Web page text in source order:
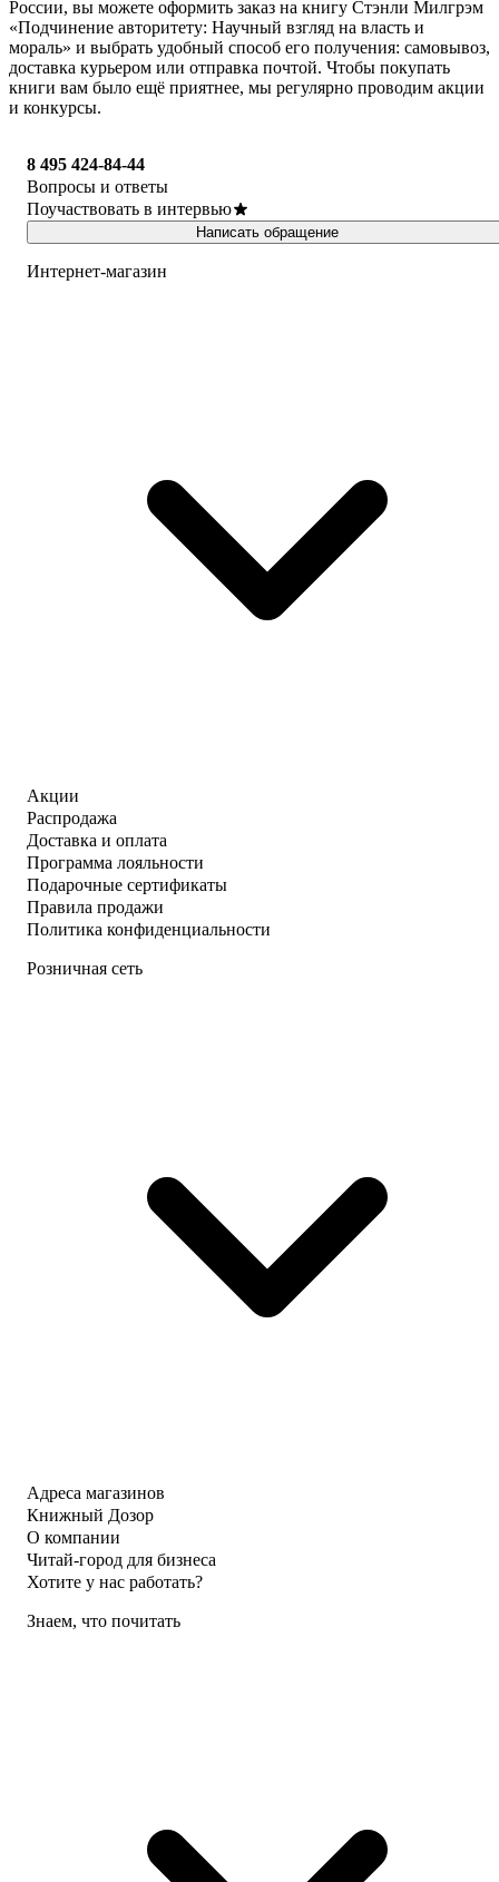
России, вы можете оформить заказ на книгу Стэнли Милгрэм
«Подчинение авторитету: Научный взгляд на власть и
мораль» и выбрать удобный способ его получения: самовывоз,
доставка курьером или отправка почтой. Чтобы покупать
книги вам было ещё приятнее, мы регулярно проводим акции
и конкурсы.
8 495 424-84-44
Вопросы и ответы
Поучаствовать в интервью
Написать обращение
Интернет-магазин
Акции
Распродажа
Доставка и оплата
Программа лояльности
Подарочные сертификаты
Правила продажи
Политика конфиденциальности
Розничная сеть
Адреса магазинов
Книжный Дозор
О компании
Читай-город для бизнеса
Хотите у нас работать?
Знаем, что почитать